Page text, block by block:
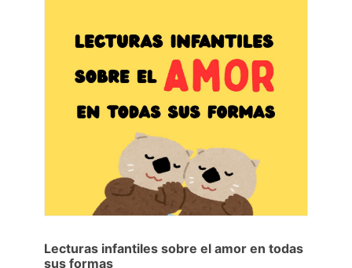
Lecturas infantiles sobre el amor en todas
sus formas